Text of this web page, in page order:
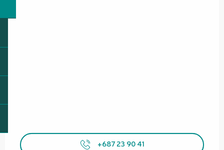
+687 23 90 41